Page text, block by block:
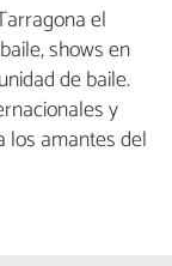
el
shows en
de baile.
y
los amantes del